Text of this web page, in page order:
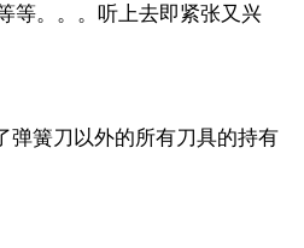
等。。。听上去即紧张又兴
弹簧刀以外的所有刀具的持有